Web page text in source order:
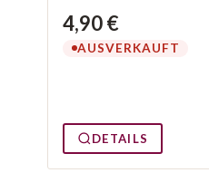
4,90 €
AUSVERKAUFT
DETAILS